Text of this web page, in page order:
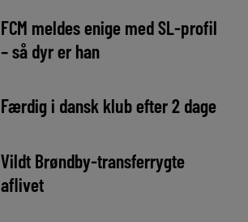
FCM meldes enige med SL-profil
– så dyr er han
Færdig i dansk klub efter 2 dage
Vildt Brøndby-transferrygte
aflivet